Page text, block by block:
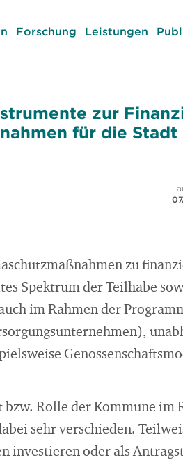
Forschung Leistungen
zur
für die Stadt
zu
Spektrum der Teilhabe
im Rahmen der
Rolle der Kommune im
sehr verschieden.
investieren oder als